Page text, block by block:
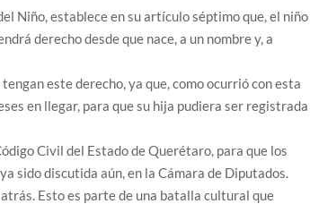
Niño, establece en su artículo séptimo que, el niño
derecho desde que nace, a un nombre y, a
este derecho, ya que, como ocurrió con esta
en llegar, para que su hija pudiera ser registrada
Civil del Estado de Querétaro, para que los
sido discutida aún, en la Cámara de Diputados.
Esto es parte de una batalla cultural que